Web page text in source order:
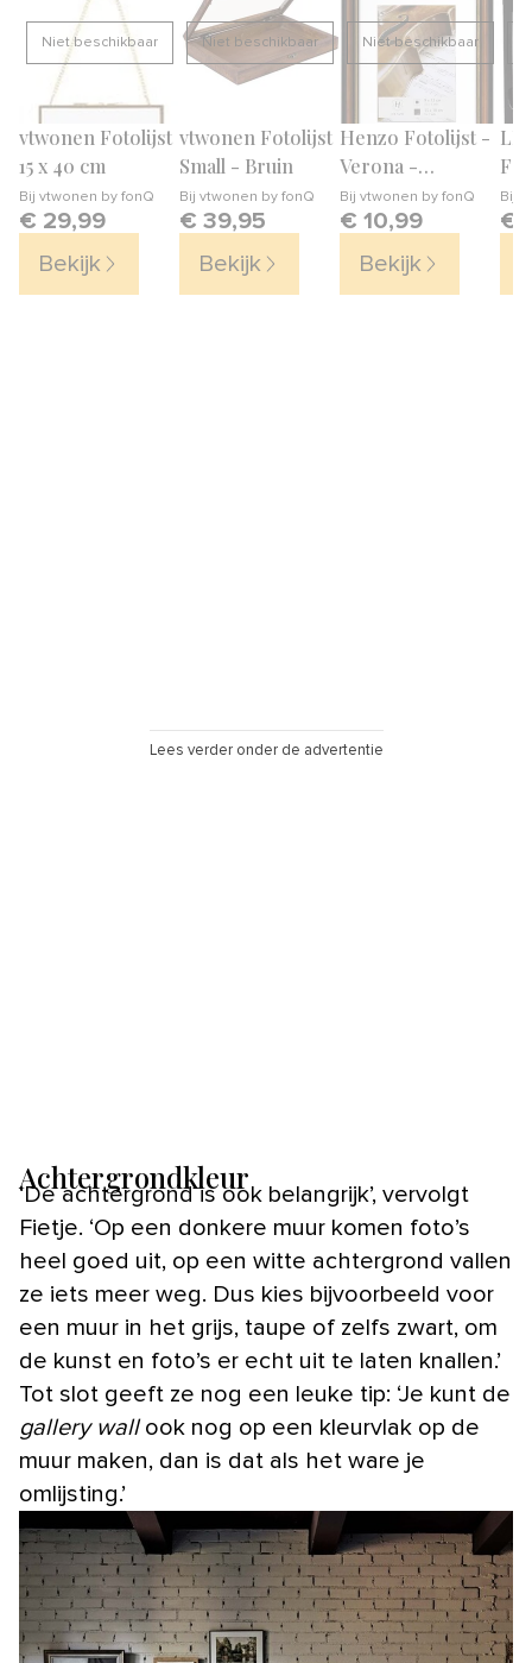
Niet beschikbaar
vtwonen Fotolijst
15 x 40 cm
Bij vtwonen by fonQ
€ 29,99
Bekijk
Niet beschikbaar
vtwonen Fotolijst
Small - Bruin
Bij vtwonen by fonQ
€ 39,95
Bekijk
Niet beschikbaar
Henzo Fotolijst -
Verona -
Fotomaat 10x15
cm - Donkerbruin
Bij vtwonen by fonQ
€ 10,99
Bekijk
Bij
€
Lees verder onder de advertentie
Achtergrondkleur
‘De achtergrond is ook belangrijk’, vervolgt
Fietje. ‘Op een donkere muur komen foto’s
heel goed uit, op een witte achtergrond vallen
ze iets meer weg. Dus kies bijvoorbeeld voor
een muur in het grijs, taupe of zelfs zwart, om
de kunst en foto’s er echt uit te laten knallen.’
Tot slot geeft ze nog een leuke tip: ‘Je kunt de
gallery wallook nog op een kleurvlak op de
muur maken, dan is dat als het ware je
omlijsting.’